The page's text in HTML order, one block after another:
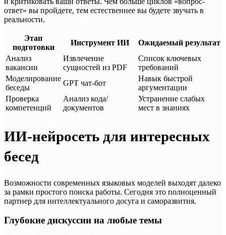
ответ» вы пройдете, тем естественнее вы будете звучать в
реальности.
Этап
подготовки
Инструмент ИИ
Ожидаемый результат
Анализ
вакансии
Извлечение
сущностей из PDF
Список ключевых
требований
Моделирование
беседы
GPT чат-бот
Навык быстрой
аргументации
Проверка
компетенций
Анализ кода/
документов
Устранение слабых
мест в знаниях
ИИ-нейросеть для интересных
бесед
Возможности современных языковых моделей выходят далеко
за рамки простого поиска работы. Сегодня это полноценный
партнер для интеллектуального досуга и саморазвития.
Глубокие дискуссии на любые темы